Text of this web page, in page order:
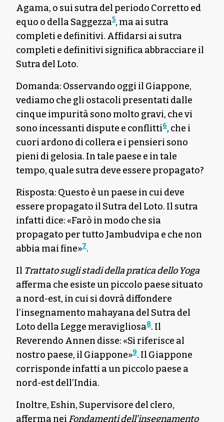
Agama, o sui sutra del periodo Corretto ed
equo o della Saggezza5, ma ai sutra
completi e definitivi. Affidarsi ai sutra
completi e definitivi significa abbracciare il
Sutra del Loto.
Domanda: Osservando oggi il Giappone,
vediamo che gli ostacoli presentati dalle
cinque impurità sono molto gravi, che vi
sono incessanti dispute e conflitti6, che i
cuori ardono di collera e i pensieri sono
pieni di gelosia. In tale paese e in tale
tempo, quale sutra deve essere propagato?
Risposta: Questo è un paese in cui deve
essere propagato il Sutra del Loto. Il sutra
infatti dice: «Farò in modo che sia
propagato per tutto Jambudvipa e che non
abbia mai fine»7.
Il Trattato sugli stadi della pratica dello Yoga
afferma che esiste un piccolo paese situato
a nord-est, in cui si dovrà diffondere
l’insegnamento mahayana del Sutra del
Loto della Legge meravigliosa8. Il
Reverendo Annen disse: «Si riferisce al
nostro paese, il Giappone»9. Il Giappone
corrisponde infatti a un piccolo paese a
nord-est dell’India.
Inoltre, Eshin, Supervisore del clero,
afferma nei Fondamenti dell’insegnamento